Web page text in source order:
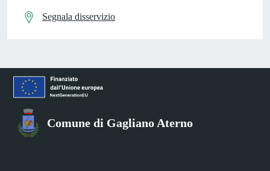
Segnala disservizio
Comune di Gagliano Aterno